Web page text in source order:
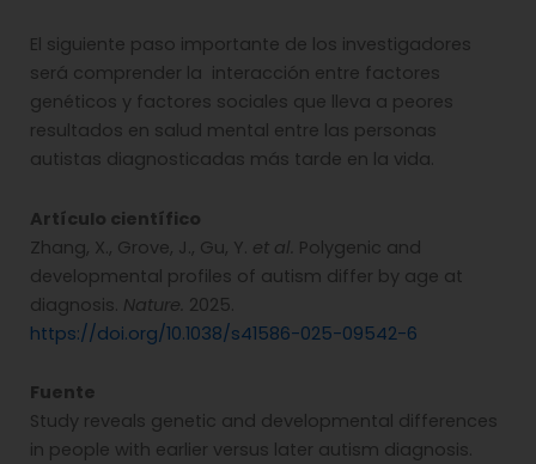
El siguiente paso importante de los investigadores
será comprender la interacción entre factores
genéticos y factores sociales que lleva a peores
resultados en salud mental entre las personas
autistas diagnosticadas más tarde en la vida.
Artículo científico
Zhang, X., Grove, J., Gu, Y. et al. Polygenic and
developmental profiles of autism differ by age at
diagnosis. Nature. 2025.
https://doi.org/10.1038/s41586-025-09542-6
Fuente
Study reveals genetic and developmental differences
in people with earlier versus later autism diagnosis.